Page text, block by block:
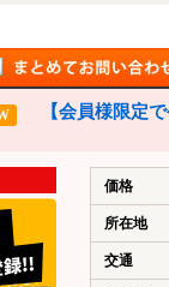
【会員様限定で
価格
所在地
交通